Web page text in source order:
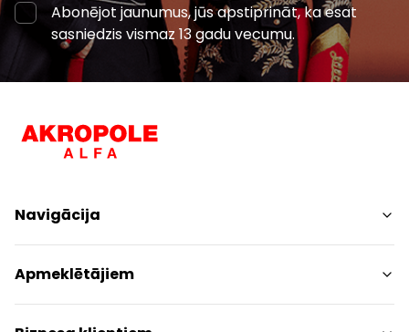
Abonējot jaunumus, jūs apstiprināt, ka esat
sasniedzis vismaz 13 gadu vecumu.
Navigācija
Iepirkšanās
Pakalpojumi
Izklaides
Apmeklētājiem
Centra plāns